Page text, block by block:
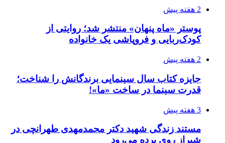
2 هفته پیش
پوستر «ماه پنهان» منتشر شد؛ روایتی از
کودک‌ربایی و فروپاشی یک خانواده
2 هفته پیش
جایزه کتاب سال سینمایی برندگانش را شناخت؛
قدرت سینما در ساخت «ما»!
3 هفته پیش
مستند زندگی شهید دکتر محمدمهدی طهرانچی در
شیراز روی پرده می‌رود